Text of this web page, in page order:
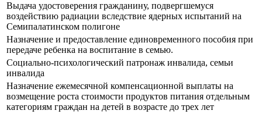
Выдача удостоверения гражданину, подвергшемуся
воздействию радиации вследствие ядерных испытаний на
Семипалатинском полигоне
Назначение и предоставление единовременного пособия при
передаче ребенка на воспитание в семью.
Социально-психологический патронаж инвалида, семьи
инвалида
Назначение ежемесячной компенсационной выплаты на
возмещение роста стоимости продуктов питания отдельным
категориям граждан на детей в возрасте до трех лет